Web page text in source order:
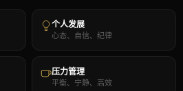
个人发展
心态、自信、纪律
压力管理
平衡、宁静、高效